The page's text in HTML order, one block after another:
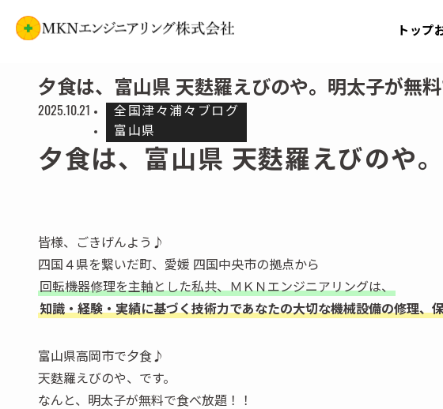
トップ
夕食は、富山県 天麩羅えびのや。明太子が無料
2025.10.21
全国津々浦々ブログ
富山県
夕食は、富山県 天麩羅えびのや
皆様、ごきげんよう♪
四国４県を繋いだ町、愛媛 四国中央市の拠点から
回転機器修理を主軸とした私共、ＭＫＮエンジニアリングは、
知識・経験・実績に基づく技術力であなたの大切な機械設備の修理、
富山県高岡市で夕食♪
天麩羅えびのや、です。
なんと、明太子が無料で食べ放題！！